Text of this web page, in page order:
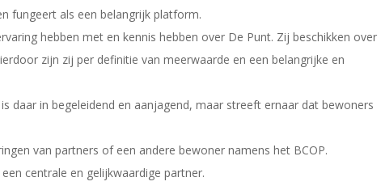
fungeert als een belangrijk platform.
hebben met en kennis hebben over De Punt. Zij beschikken over
zijn zij per definitie van meerwaarde en een belangrijke en
daar in begeleidend en aanjagend, maar streeft ernaar dat bewoners
van partners of een andere bewoner namens het BCOP.
centrale en gelijkwaardige partner.